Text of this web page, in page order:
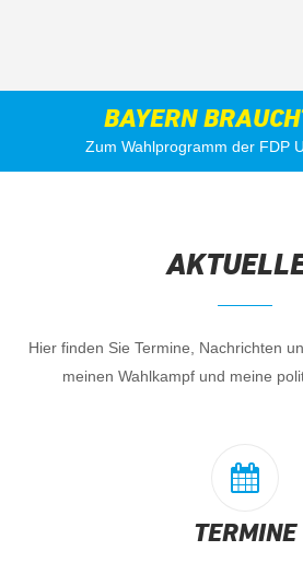
BAYERN
Zum Wahlprogramm der FDP
Hier finden Sie Termine, Nachrichten
meinen Wahlkampf und meine
TERMINE